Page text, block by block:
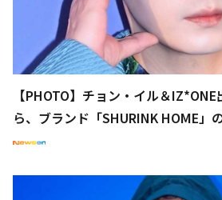
【PHOTO】チョン・イル＆
ら、ブランド「SHURINK HOME」